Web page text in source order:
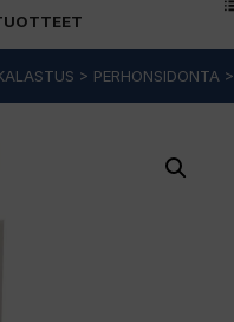
> PERHONSIDONTA >